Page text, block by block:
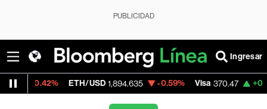
PUBLICIDAD
Ingresar
ETH/USD 1,894.635 -0.59% Visa 370.47 +0.52%